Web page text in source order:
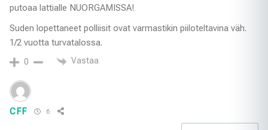
putoaa lattialle NUORGAMISSA!
Suden lopettaneet polliisit ovat varmastikin piiloteltavina väh.
1/2 vuotta turvatalossa.
0 Vastaa
CFF 6